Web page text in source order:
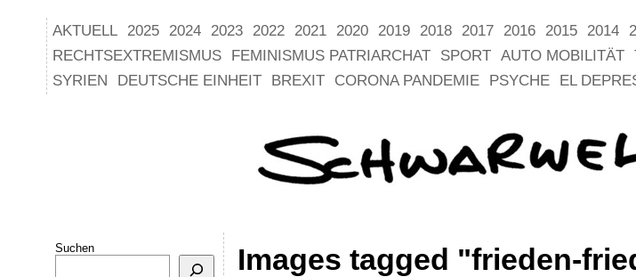
AKTUELL 2025 2024 2023 2022 2021 2020 2019 2018 2017 2016 2015 2014
RECHTSEXTREMISMUS
FEMINISMUS PATRIARCHAT SPORT AUTO MOBILITÄT
SYRIEN
DEUTSCHE EINHEIT BREXIT CORONA PANDEMIE PSYCHE EL
Suchen
Images tagged "frieden-